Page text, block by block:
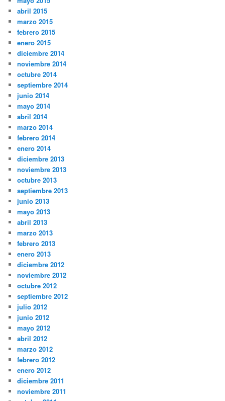
abril 2015
marzo 2015
febrero 2015
enero 2015
diciembre 2014
noviembre 2014
octubre 2014
septiembre 2014
junio 2014
mayo 2014
abril 2014
marzo 2014
febrero 2014
enero 2014
diciembre 2013
noviembre 2013
octubre 2013
septiembre 2013
junio 2013
mayo 2013
abril 2013
marzo 2013
febrero 2013
enero 2013
diciembre 2012
noviembre 2012
octubre 2012
septiembre 2012
julio 2012
junio 2012
mayo 2012
abril 2012
marzo 2012
febrero 2012
enero 2012
diciembre 2011
noviembre 2011